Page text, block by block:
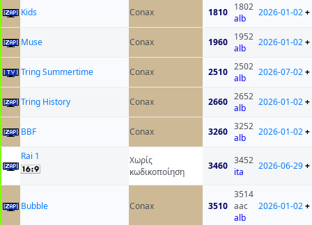
Kids Conax 1810 1802
alb
2026-01-02+
Muse Conax 1960 1952
alb
2026-01-02+
Tring Summertime Conax 2510 2502
alb
2026-07-02+
Tring History Conax 2660 2652
alb
2026-01-02+
BBF Conax 3260 3252
alb
2026-01-02+
Rai 1
Χωρίς
κωδικοποίηση
3460 3452
ita
2026-06-29+
Bubble Conax 3510
3514
aac
alb
2026-01-02+